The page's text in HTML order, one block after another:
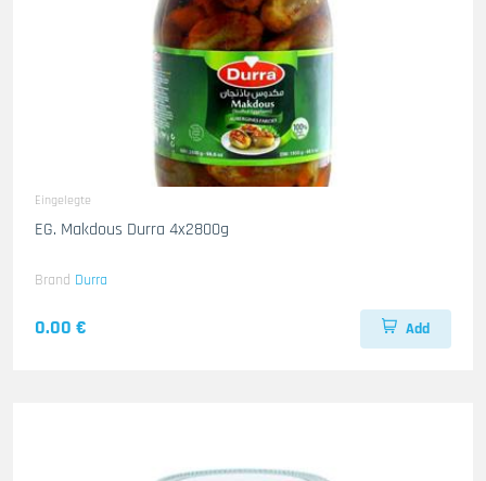
Eingelegte
EG. Makdous Durra 4x2800g
Brand Durra
0.00 € Add